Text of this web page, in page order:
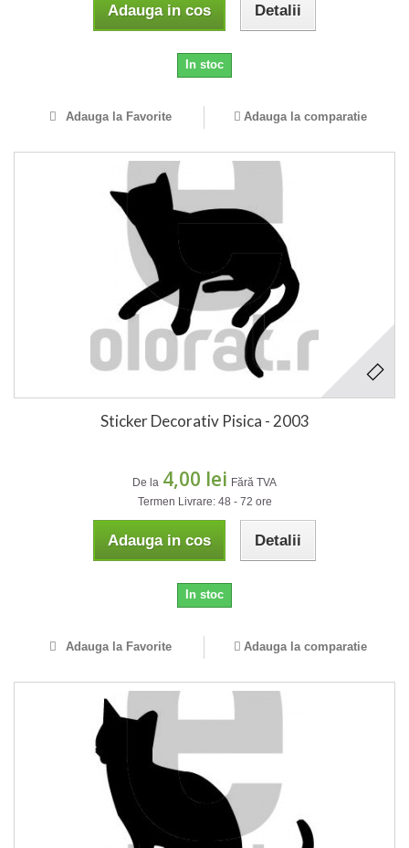
Adauga in cos Detalii
In stoc
Adauga la Favorite Adauga la comparatie
Sticker Decorativ Pisica - 2003
De la 4,00 lei Fără TVA
Termen Livrare: 48 - 72 ore
Adauga in cos Detalii
In stoc
Adauga la Favorite Adauga la comparatie